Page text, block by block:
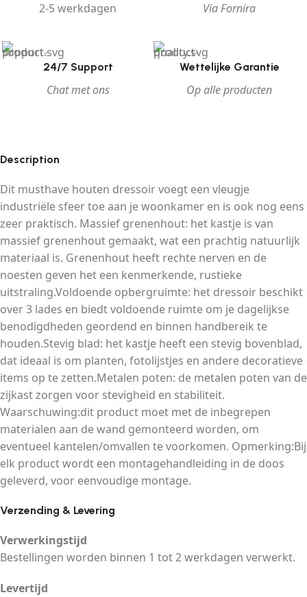
2-5 werkdagen Via Fornira
24/7 Support
Chat met ons
Wettelijke Garantie
Op alle producten
Description
Dit musthave houten dressoir voegt een vleugje
industriële sfeer toe aan je woonkamer en is ook nog eens
zeer praktisch. Massief grenenhout: het kastje is van
massief grenenhout gemaakt, wat een prachtig natuurlijk
materiaal is. Grenenhout heeft rechte nerven en de
noesten geven het een kenmerkende, rustieke
uitstraling.Voldoende opbergruimte: het dressoir beschikt
over 3 lades en biedt voldoende ruimte om je dagelijkse
benodigdheden geordend en binnen handbereik te
houden.Stevig blad: het kastje heeft een stevig bovenblad,
dat ideaal is om planten, fotolijstjes en andere decoratieve
items op te zetten.Metalen poten: de metalen poten van de
zijkast zorgen voor stevigheid en stabiliteit.
Waarschuwing:dit product moet met de inbegrepen
materialen aan de wand gemonteerd worden, om
eventueel kantelen/omvallen te voorkomen. Opmerking:Bij
elk product wordt een montagehandleiding in de doos
geleverd, voor eenvoudige montage.
Verzending & Levering
Verwerkingstijd
Bestellingen worden binnen 1 tot 2 werkdagen verwerkt.
Levertijd